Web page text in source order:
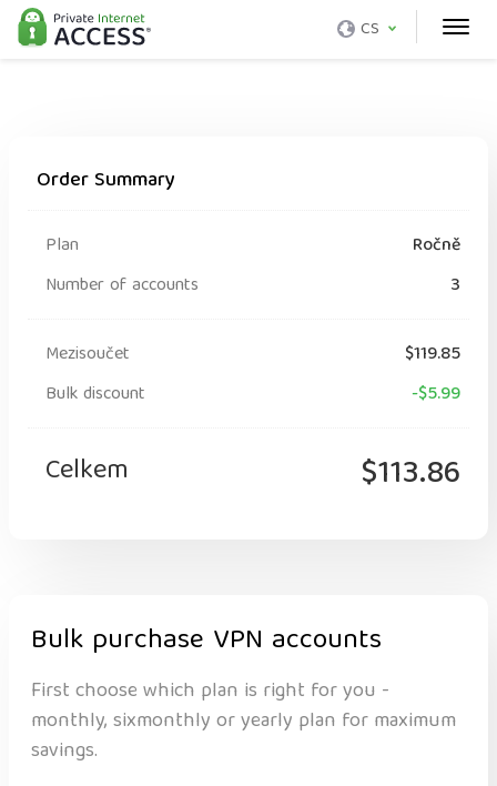
CS
Order Summary
Plan
Ročně
Number of accounts
3
Mezisoučet
$119.85
Bulk discount
-$5.99
Celkem $113.86
Bulk purchase VPN accounts
First choose which plan is right for you -
monthly, sixmonthly or yearly plan for maximum
savings.